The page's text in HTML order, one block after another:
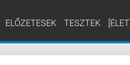
ELŐZETESEK TESZTEK [ÉLET]